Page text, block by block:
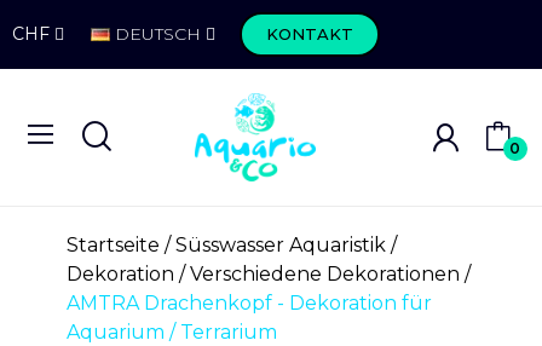
CHF DEUTSCH KONTAKT
0
Startseite
Süsswasser Aquaristik
Dekoration
Verschiedene Dekorationen
AMTRA Drachenkopf - Dekoration für
Aquarium / Terrarium